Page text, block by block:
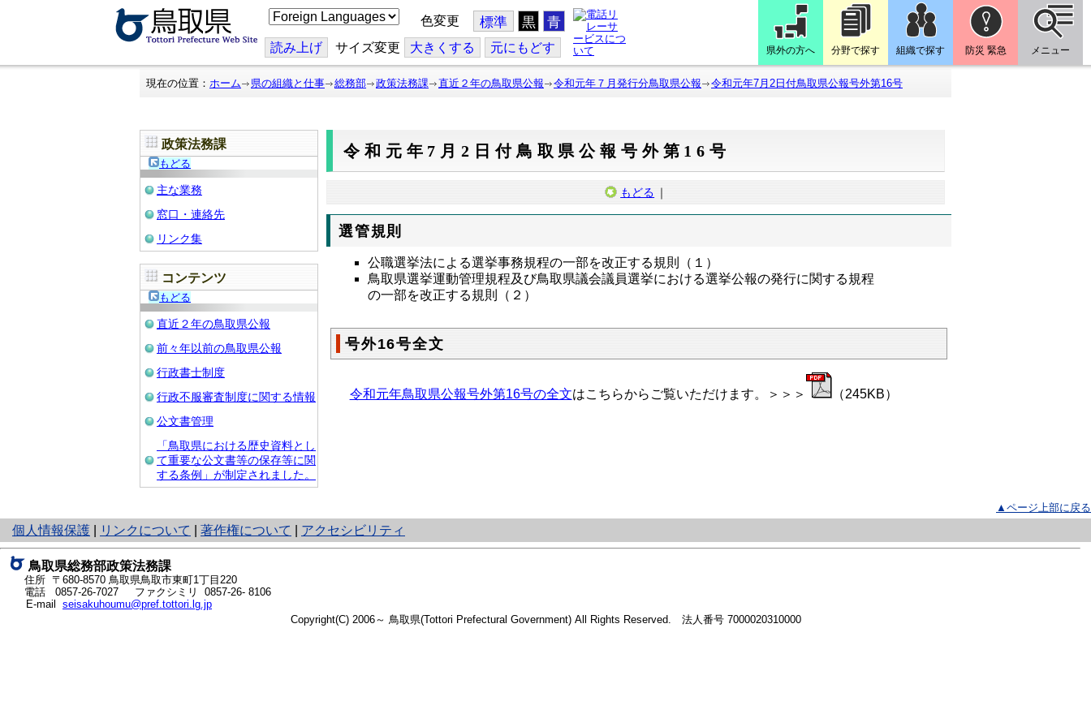
こ
の
ジ
を
翻
色変更 標準 黒 青
読み上げ サイズ変更 大きくする 元にもどす 県外の方へ 分野で探す 組織で探す 防災 緊急 メニュー
現在の位置： ホーム 県の組織と仕事 総務部 政策法務課 直近２年の鳥取県公報 令和元年７月発行分鳥取県公報 令和元年7月2日付鳥取県公報号外第16号
政策法務課
もどる
主な業務
窓口・連絡先
リンク集
コンテンツ
もどる
直近２年の鳥取県公報
前々年以前の鳥取県公報
行政書士制度
行政不服審査制度に関する情報
公文書管理
「鳥取県における歴史資料とし
て重要な公文書等の保存等に関
する条例」が制定されました。
令和元年7月2日付鳥取県公報号外第16号
もどる ｜
選管規則
公職選挙法による選挙事務規程の一部を改正する規則（１）
鳥取県選挙運動管理規程及び鳥取県議会議員選挙における選挙公報の発行に関する規程
の一部を改正する規則（２）
号外16号全文
令和元年鳥取県公報号外第16号の全文はこちらからご覧いただけます。＞＞＞ （245KB）
▲ページ上部に戻る
個人情報保護
と
り
ネ
ッ
ト
へ
リンクについて 著作権について アクセシビリティ
鳥取県総務部政策法務課
住所 〒680-8570 鳥取県鳥取市東町1丁目220
電話 0857-26-7027
ファクシミリ 0857-26- 8106
E-mail seisakuhoumu@pref.tottori.lg.jp
Copyright(C) 2006～ 鳥取県(Tottori Prefectural Government) All Rights Reserved. 法人番号 7000020310000